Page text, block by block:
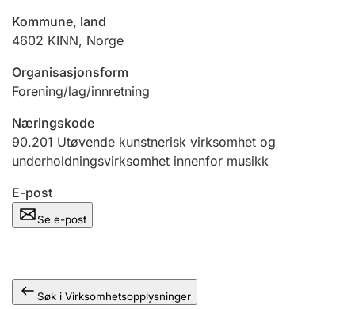
Ektepaktveileder
Andre tema
Kommune, land
4602 KINN, Norge
Organisasjonsform
Forening/lag/innretning
Næringskode
90.201 Utøvende kunstnerisk virksomhet og
underholdningsvirksomhet innenfor musikk
E-post
Se e-post
Søk i Virksomhetsopplysninger